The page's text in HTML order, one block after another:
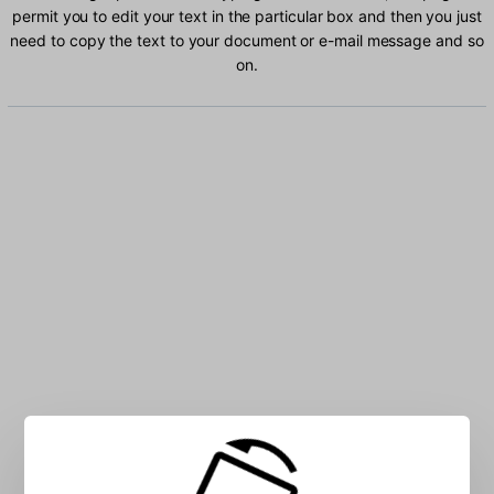
permit you to edit your text in the particular box and then you just
need to copy the text to your document or e-mail message and so
on.
Type Ewondo characters into the box: